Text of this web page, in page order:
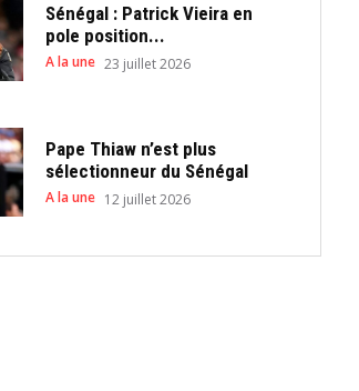
Sénégal : Patrick Vieira en
pole position...
A la une 23 juillet 2026
Pape Thiaw n’est plus
sélectionneur du Sénégal
A la une 12 juillet 2026